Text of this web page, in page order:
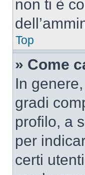
non ti è
Top
» Come
In
gradi
profilo, a
per
certi